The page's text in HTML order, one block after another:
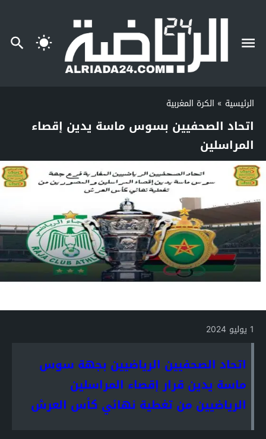
الرئيسية » الكرة المغربية
اتحاد الصحفيين بسوس ماسة يدين إقصاء
المراسلين
1 يوليو 2024
اتحاد الصحفيين الرياضيين بجهة سوس
ماسة يدين قرار إقصاء المراسلين
الرياضيين من تغطية نهائي كأس العرش